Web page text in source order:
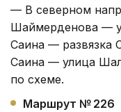
— В северном
Шаймерденова —
Саина — развязка
Саина — улица
по схеме.
Маршрут № 226